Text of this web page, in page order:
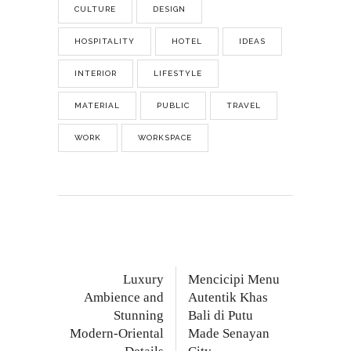
CULTURE DESIGN
HOSPITALITY HOTEL IDEAS
INTERIOR LIFESTYLE
MATERIAL PUBLIC TRAVEL
WORK WORKSPACE
Luxury
Ambience and
Stunning
Modern-Oriental
Mencicipi Menu
Autentik Khas
Bali di Putu
Made Senayan